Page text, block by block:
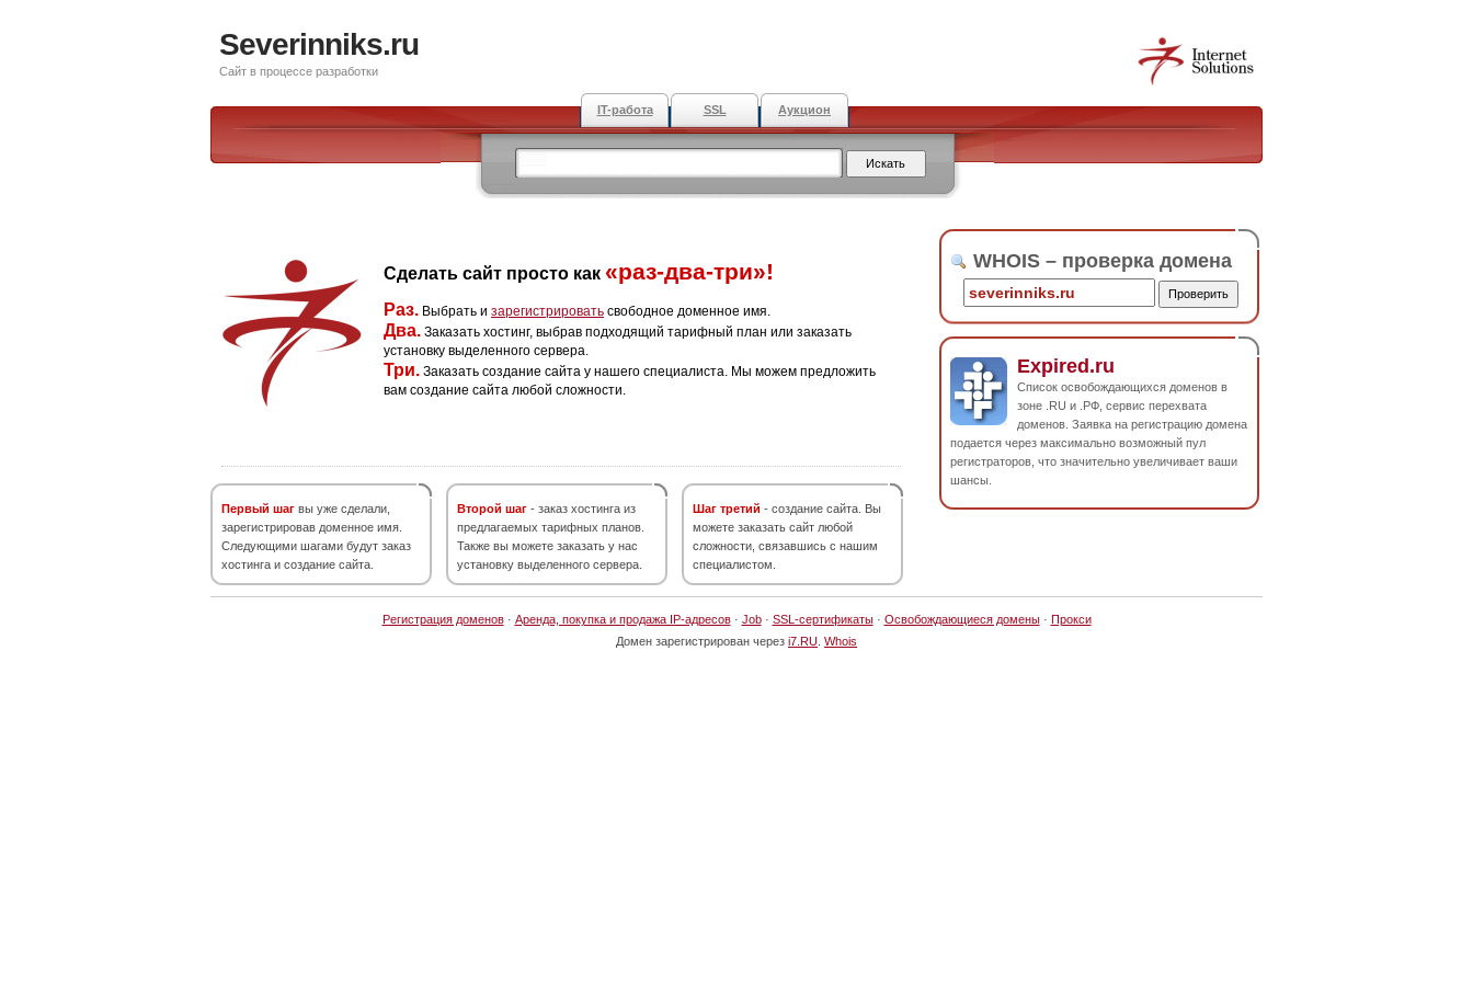
Severinniks.ru
Сайт в процессе разработки
IT-работа SSL Аукцион
Сделать сайт просто как «раз-два-три»!
Раз. Выбрать и зарегистрировать свободное доменное имя.
Два. Заказать хостинг, выбрав подходящий тарифный план или заказать
установку выделенного сервера.
Три. Заказать создание сайта у нашего специалиста. Мы можем предложить
вам создание сайта любой сложности.
Первый шаг вы уже сделали,
зарегистрировав доменное имя.
Следующими шагами будут заказ
хостинга и создание сайта.
Второй шаг - заказ хостинга из
предлагаемых тарифных планов.
Также вы можете заказать у нас
установку выделенного сервера.
Шаг третий - создание сайта. Вы
можете заказать сайт любой
сложности, связавшись с нашим
специалистом.
WHOIS – проверка домена
Expired.ru
Список освобождающихся доменов в
зоне .RU и .РФ, сервис перехвата
доменов. Заявка на регистрацию домена
подается через максимально возможный пул
регистраторов, что значительно увеличивает ваши
шансы.
Регистрация доменов· Аренда, покупка и продажа IP-адресов· Job· SSL-сертификаты· Освобождающиеся домены· Прокси
Домен зарегистрирован через i7.RU Whois